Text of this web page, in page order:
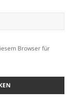
Browser für